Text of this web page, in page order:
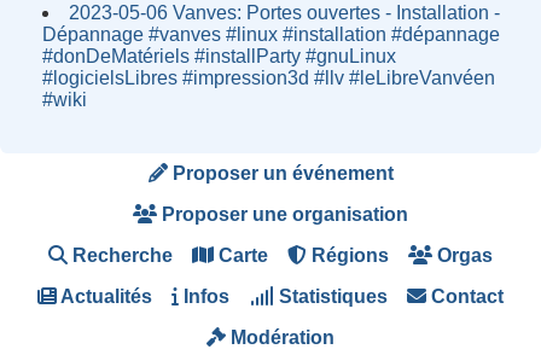
2023-05-06 Vanves: Portes ouvertes - Installation -
Dépannage #vanves #linux #installation #dépannage
#donDeMatériels #installParty #gnuLinux
#logicielsLibres #impression3d #llv #leLibreVanvéen
#wiki
Proposer un événement
Proposer une organisation
Recherche Carte Régions Orgas
Actualités Infos Statistiques Contact
Modération